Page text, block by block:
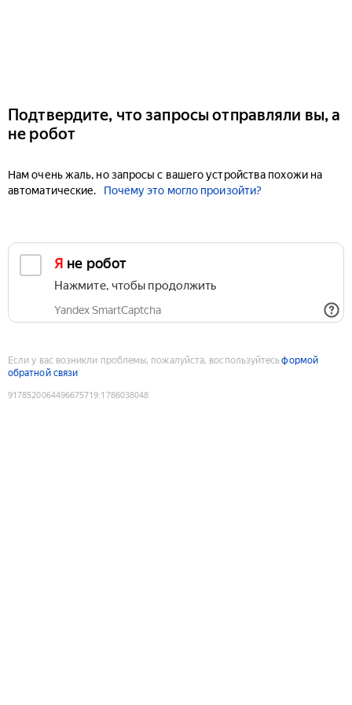
Подтвердите, что запросы отправляли вы, а
не робот
Нам очень жаль, но запросы с вашего устройства похожи на
автоматические.
Почему это могло произойти?
Я не робот
Нажмите, чтобы продолжить
Yandex SmartCaptcha
Если у вас возникли проблемы, пожалуйста, воспользуйтесьформой
обратной связи
9178520064496675719:1786038048